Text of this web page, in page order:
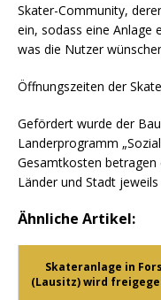
Skater-Community,
ein, sodass eine Anlage
was die Nutzer
Öffnungszeiten der
Gefördert wurde der
Landerprogramm
Gesamtkosten betragen
Länder und Stadt jeweils
Ähnliche Artikel:
Skateranlage in
(Lausitz) wird